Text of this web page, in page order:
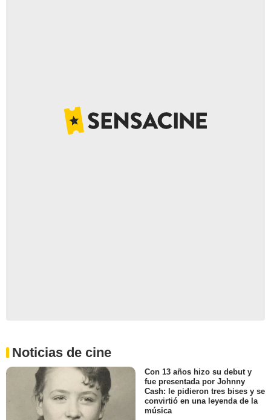
Noticias de cine
Con 13 años hizo su debut y
fue presentada por Johnny
Cash: le pidieron tres bises y se
convirtió en una leyenda de la
música